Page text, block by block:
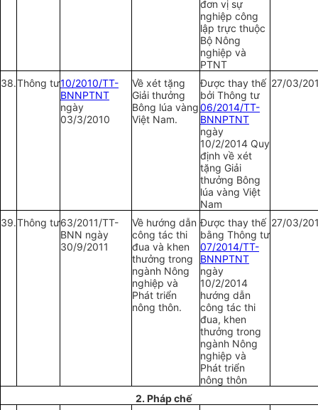
đơn vị sự
nghiệp công
lập trực thuộc
Bộ Nông
nghiệp và
PTNT
38.Thông tư10/2010/TT-
BNNPTNT
ngày
03/3/2010
Về xét tặng
Giải thưởng
Bông lúa vàng
Việt Nam.
Được thay thế
bởi Thông tư
06/2014/TT-
BNNPTNT
ngày
10/2/2014 Quy
định về xét
tặng Giải
thưởng Bông
lúa vàng Việt
Nam
27/03/
39.Thông tư63/2011/TT-
BNN ngày
30/9/2011
Về hướng dẫn
công tác thi
đua và khen
thưởng trong
ngành Nông
nghiệp và
Phát triển
nông thôn.
Được thay thế
bằng Thông tư
07/2014/TT-
BNNPTNT
ngày
10/2/2014
hướng dẫn
công tác thi
đua, khen
thưởng trong
ngành Nông
nghiệp và
Phát triển
nông thôn
27/03/
2. Pháp chế